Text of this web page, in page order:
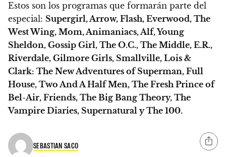
Estos son los programas que formarán parte del
especial: Supergirl, Arrow, Flash, Everwood, The
West Wing, Mom, Animaniacs, Alf, Young
Sheldon, Gossip Girl, The O.C., The Middle, E.R.,
Riverdale, Gilmore Girls, Smallville, Lois &
Clark: The New Adventures of Superman, Full
House, Two And A Half Men, The Fresh Prince of
Bel-Air, Friends, The Big Bang Theory, The
Vampire Diaries, Supernatural y The 100.
SEBASTIAN SACO